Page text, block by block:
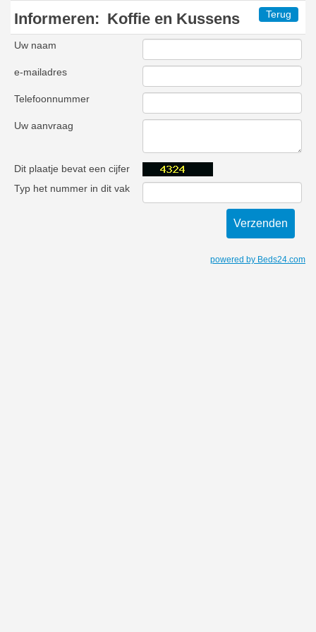
Terug
Informeren: Koffie en Kussens
Uw naam
e-mailadres
Telefoonnummer
Uw aanvraag
Dit plaatje bevat een cijfer
Typ het nummer in dit vak
powered by Beds24.com